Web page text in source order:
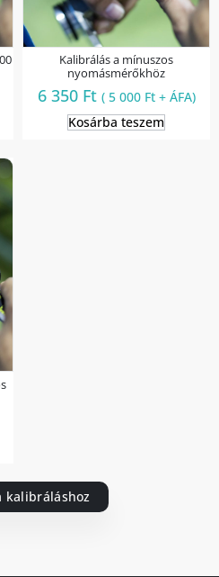
Kalibrálás a mínuszos
nyomásmérőkhöz
6 350 Ft ( 5 000 Ft+ ÁFA)
Kosárba teszem
kalibráláshoz